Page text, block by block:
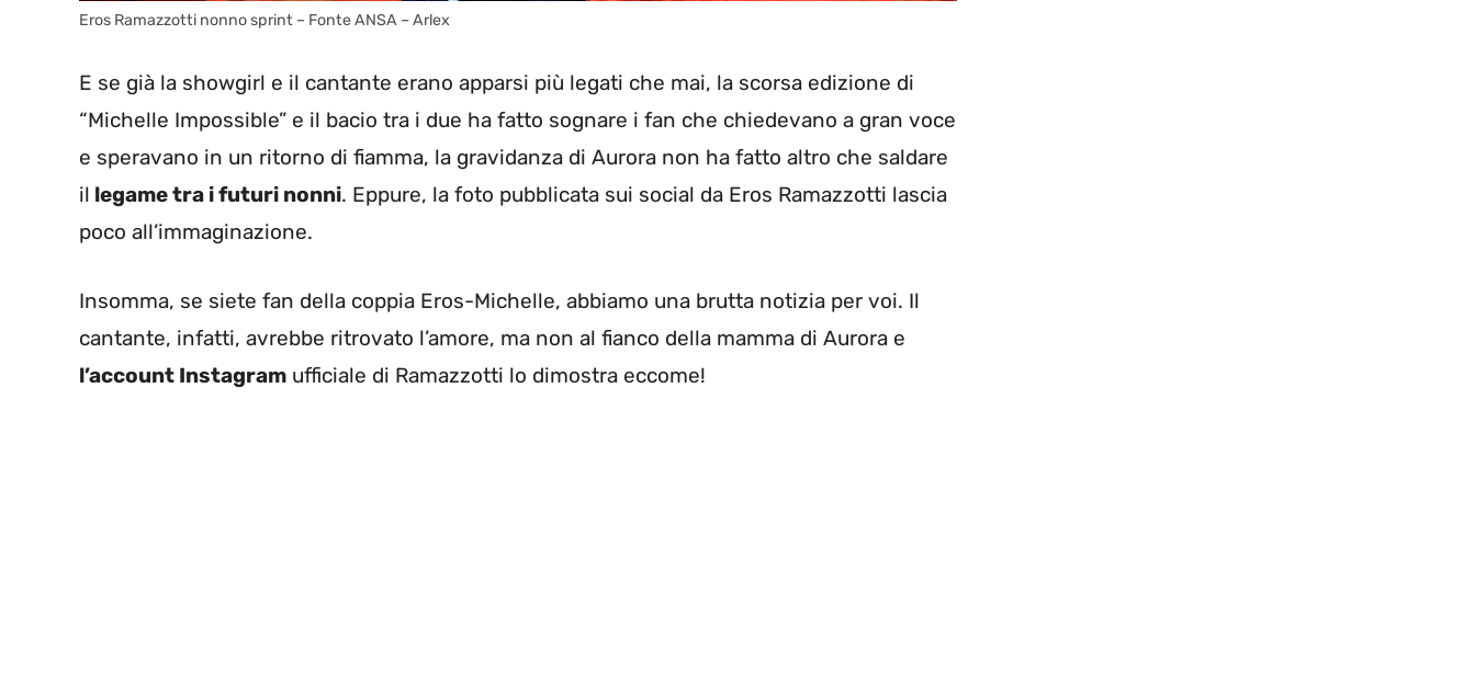
Eros Ramazzotti nonno sprint – Fonte ANSA – Arlex
E se già la showgirl e il cantante erano apparsi più legati che mai, la scorsa edizione di
“Michelle Impossible” e il bacio tra i due ha fatto sognare i fan che chiedevano a gran voce
e speravano in un ritorno di fiamma, la gravidanza di Aurora non ha fatto altro che saldare
il legame tra i futuri nonni. Eppure, la foto pubblicata sui social da Eros Ramazzotti lascia
poco all’immaginazione.
Insomma, se siete fan della coppia Eros-Michelle, abbiamo una brutta notizia per voi. Il
cantante, infatti, avrebbe ritrovato l’amore, ma non al fianco della mamma di Aurora e
l’account Instagram ufficiale di Ramazzotti lo dimostra eccome!